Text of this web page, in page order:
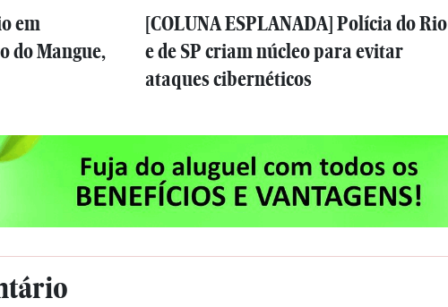
em
do Mangue,
[COLUNA ESPLANADA] Polícia do Rio
e de SP criam núcleo para evitar
ataques cibernéticos